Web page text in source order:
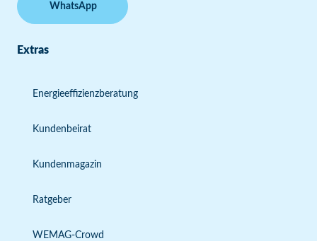
WhatsApp
Extras
Energieeffizienzberatung
Kundenbeirat
Kundenmagazin
Ratgeber
WEMAG-Crowd